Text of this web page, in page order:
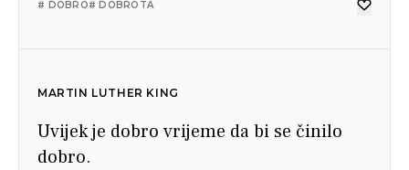
# DOBRO# DOBROTA
MARTIN LUTHER KING
Uvijek je dobro vrijeme da bi se činilo
dobro.